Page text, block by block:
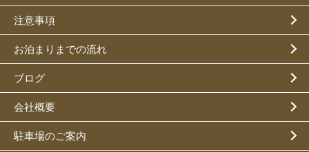
注意事項
お泊まりまでの流れ
ブログ
会社概要
駐車場のご案内